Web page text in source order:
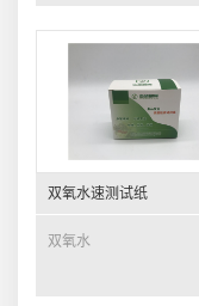
双氧水速测试纸
双氧水